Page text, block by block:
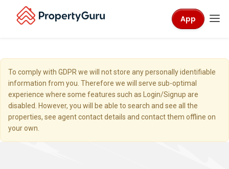
App
To comply with GDPR we will not store any personally identifiable
information from you. Therefore we will serve sub-optimal
experience where some features such as Login/Signup are
disabled. However, you will be able to search and see all the
properties, see agent contact details and contact them offline on
your own.